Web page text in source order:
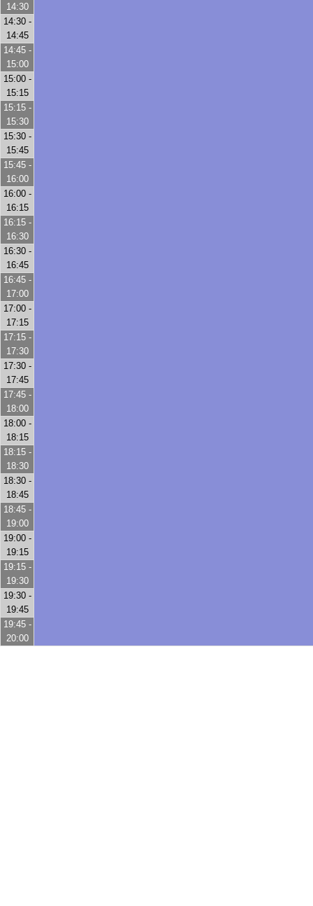
14:30
14:30 -
14:45
14:45 -
15:00
15:00 -
15:15
15:15 -
15:30
15:30 -
15:45
15:45 -
16:00
16:00 -
16:15
16:15 -
16:30
16:30 -
16:45
16:45 -
17:00
17:00 -
17:15
17:15 -
17:30
17:30 -
17:45
17:45 -
18:00
18:00 -
18:15
18:15 -
18:30
18:30 -
18:45
18:45 -
19:00
19:00 -
19:15
19:15 -
19:30
19:30 -
19:45
19:45 -
20:00